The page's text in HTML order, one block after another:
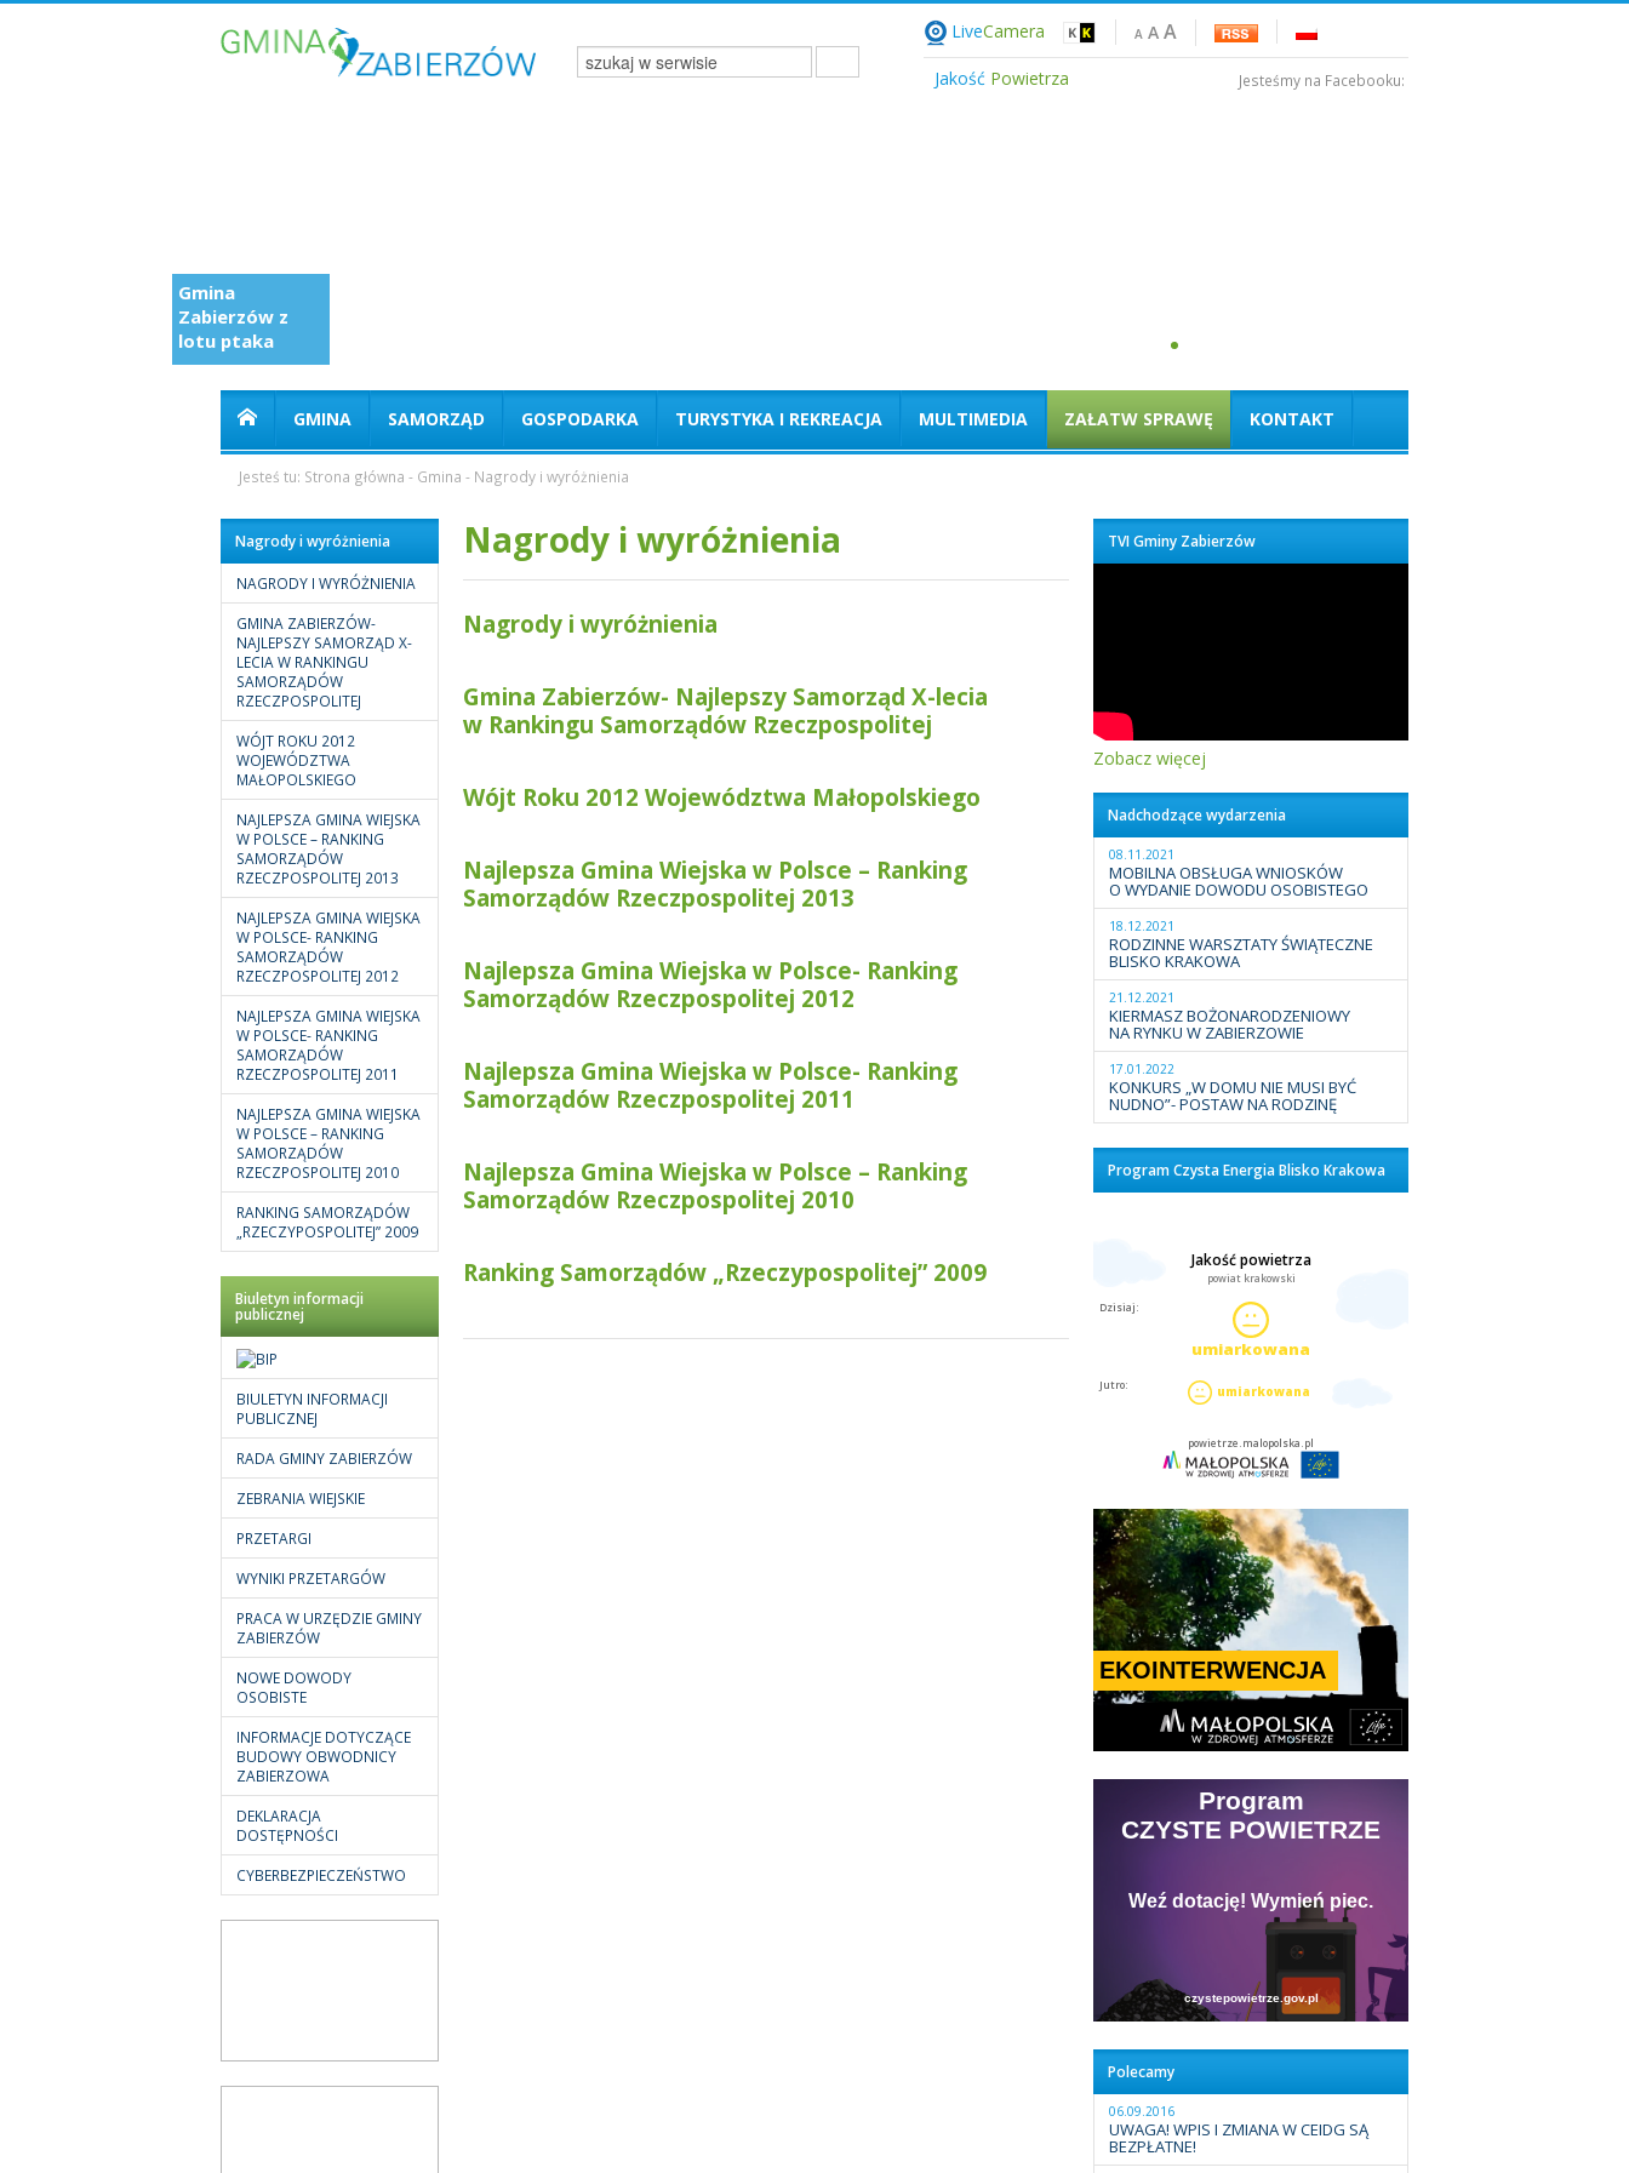
LiveCamera A A A
Jakość Powietrza Jesteśmy na Facebooku:
Gmina
Zabierzów z
lotu ptaka
GMINA SAMORZĄD GOSPODARKA TURYSTYKA I REKREACJA MULTIMEDIA ZAŁATW SPRAWĘ KONTAKT
Jesteś tu: Strona główna - Gmina - Nagrody i wyróżnienia
TVI Gminy Zabierzów
Zobacz więcej
Nadchodzące wydarzenia
08.11.2021
MOBILNA OBSŁUGA WNIOSKÓW
O WYDANIE DOWODU OSOBISTEGO
18.12.2021
RODZINNE WARSZTATY ŚWIĄTECZNE
BLISKO KRAKOWA
21.12.2021
KIERMASZ BOŻONARODZENIOWY
NA RYNKU W ZABIERZOWIE
17.01.2022
KONKURS „W DOMU NIE MUSI BYĆ
NUDNO”- POSTAW NA RODZINĘ
Program Czysta Energia Blisko Krakowa
Polecamy
06.09.2016
UWAGA! WPIS I ZMIANA W CEIDG SĄ
BEZPŁATNE!
Nagrody i wyróżnienia
NAGRODY I WYRÓŻNIENIA
GMINA ZABIERZÓW-
NAJLEPSZY SAMORZĄD X-
LECIA W RANKINGU
SAMORZĄDÓW
RZECZPOSPOLITEJ
WÓJT ROKU 2012
WOJEWÓDZTWA
MAŁOPOLSKIEGO
NAJLEPSZA GMINA WIEJSKA
W POLSCE – RANKING
SAMORZĄDÓW
RZECZPOSPOLITEJ 2013
NAJLEPSZA GMINA WIEJSKA
W POLSCE- RANKING
SAMORZĄDÓW
RZECZPOSPOLITEJ 2012
NAJLEPSZA GMINA WIEJSKA
W POLSCE- RANKING
SAMORZĄDÓW
RZECZPOSPOLITEJ 2011
NAJLEPSZA GMINA WIEJSKA
W POLSCE – RANKING
SAMORZĄDÓW
RZECZPOSPOLITEJ 2010
RANKING SAMORZĄDÓW
„RZECZYPOSPOLITEJ” 2009
Biuletyn informacji
publicznej
BIULETYN INFORMACJI
PUBLICZNEJ
RADA GMINY ZABIERZÓW
ZEBRANIA WIEJSKIE
PRZETARGI
WYNIKI PRZETARGÓW
PRACA W URZĘDZIE GMINY
ZABIERZÓW
NOWE DOWODY
OSOBISTE
INFORMACJE DOTYCZĄCE
BUDOWY OBWODNICY
ZABIERZOWA
DEKLARACJA
DOSTĘPNOŚCI
CYBERBEZPIECZEŃSTWO
Nagrody i wyróżnienia
Nagrody i wyróżnienia
Gmina Zabierzów- Najlepszy Samorząd X-lecia
w Rankingu Samorządów Rzeczpospolitej
Wójt Roku 2012 Województwa Małopolskiego
Najlepsza Gmina Wiejska w Polsce – Ranking
Samorządów Rzeczpospolitej 2013
Najlepsza Gmina Wiejska w Polsce- Ranking
Samorządów Rzeczpospolitej 2012
Najlepsza Gmina Wiejska w Polsce- Ranking
Samorządów Rzeczpospolitej 2011
Najlepsza Gmina Wiejska w Polsce – Ranking
Samorządów Rzeczpospolitej 2010
Ranking Samorządów „Rzeczypospolitej” 2009